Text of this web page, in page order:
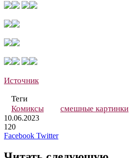
Источник
Теги
Комиксы
смешные картинки
10.06.2023
120
Facebook TwitterLinkedIn
Pinterest
Вконтакте
Одноклассники
Skype
WhatsApp
Telegram
Viber